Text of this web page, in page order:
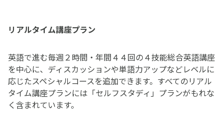
リアルタイム講座プラン
英語で進む毎週２時間・年間４４回の４技能総合英語講座
を中心に、ディスカッションや単語力アップなどレベルに
応じたスペシャルコースを追加できます。すべてのリアル
タイム講座プランには「セルフスタディ」プランがもれな
く含まれています。